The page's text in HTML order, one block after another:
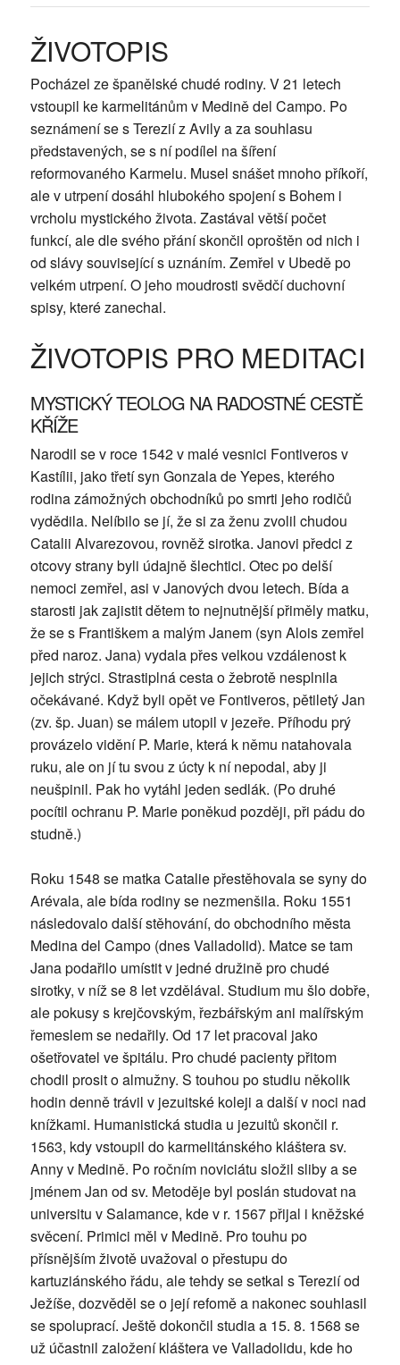
ŽIVOTOPIS
Pocházel ze španělské chudé rodiny. V 21 letech
vstoupil ke karmelitánům v Medině del Campo. Po
seznámení se s Terezií z Avily a za souhlasu
představených, se s ní podílel na šíření
reformovaného Karmelu. Musel snášet mnoho příkoří,
ale v utrpení dosáhl hlubokého spojení s Bohem i
vrcholu mystického života. Zastával větší počet
funkcí, ale dle svého přání skončil oproštěn od nich i
od slávy související s uznáním. Zemřel v Ubedě po
velkém utrpení. O jeho moudrosti svědčí duchovní
spisy, které zanechal.
ŽIVOTOPIS PRO MEDITACI
MYSTICKÝ TEOLOG NA RADOSTNÉ CESTĚ
KŘÍŽE
Narodil se v roce 1542 v malé vesnici Fontiveros v
Kastílii, jako třetí syn Gonzala de Yepes, kterého
rodina zámožných obchodníků po smrti jeho rodičů
vydědila. Nelíbilo se jí, že si za ženu zvolil chudou
Catalii Alvarezovou, rovněž sirotka. Janovi předci z
otcovy strany byli údajně šlechtici. Otec po delší
nemoci zemřel, asi v Janových dvou letech. Bída a
starosti jak zajistit dětem to nejnutnější přiměly matku,
že se s Františkem a malým Janem (syn Alois zemřel
před naroz. Jana) vydala přes velkou vzdálenost k
jejich strýci. Strastiplná cesta o žebrotě nesplnila
očekávané. Když byli opět ve Fontiveros, pětiletý Jan
(zv. šp. Juan) se málem utopil v jezeře. Příhodu prý
provázelo vidění P. Marie, která k němu natahovala
ruku, ale on jí tu svou z úcty k ní nepodal, aby ji
neušpinil. Pak ho vytáhl jeden sedlák. (Po druhé
pocítil ochranu P. Marie poněkud později, při pádu do
studně.)
Roku 1548 se matka Catalie přestěhovala se syny do
Arévala, ale bída rodiny se nezmenšila. Roku 1551
následovalo další stěhování, do obchodního města
Medina del Campo (dnes Valladolid). Matce se tam
Jana podařilo umístit v jedné družině pro chudé
sirotky, v níž se 8 let vzdělával. Studium mu šlo dobře,
ale pokusy s krejčovským, řezbářským ani malířským
řemeslem se nedařily. Od 17 let pracoval jako
ošetřovatel ve špitálu. Pro chudé pacienty přitom
chodil prosit o almužny. S touhou po studiu několik
hodin denně trávil v jezuitské koleji a další v noci nad
knížkami. Humanistická studia u jezuitů skončil r.
1563, kdy vstoupil do karmelitánského kláštera sv.
Anny v Medině. Po ročním noviciátu složil sliby a se
jménem Jan od sv. Metoděje byl poslán studovat na
universitu v Salamance, kde v r. 1567 přijal i kněžské
svěcení. Primici měl v Medině. Pro touhu po
přísnějším životě uvažoval o přestupu do
kartuziánského řádu, ale tehdy se setkal s Terezií od
Ježíše, dozvěděl se o její refomě a nakonec souhlasil
se spoluprací. Ještě dokončil studia a 15. 8. 1568 se
už účastnil založení kláštera ve Valladolidu, kde ho